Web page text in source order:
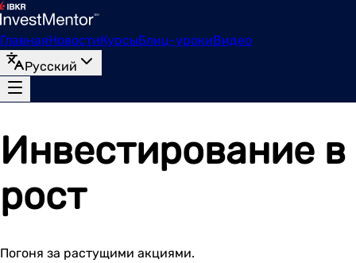
ГлавнаяНовостиКурсыБлиц-урокиВидео
Русский
Инвестирование в
рост
Погоня за растущими акциями.